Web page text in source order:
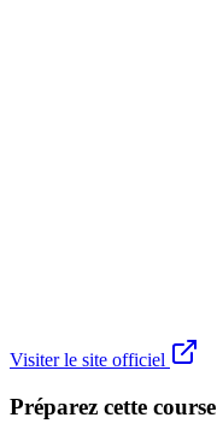
Visiter le site officiel
Préparez cette course